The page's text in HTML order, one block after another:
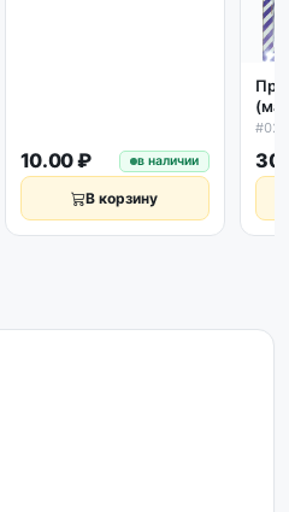
10.00 ₽ в наличии
В корзину